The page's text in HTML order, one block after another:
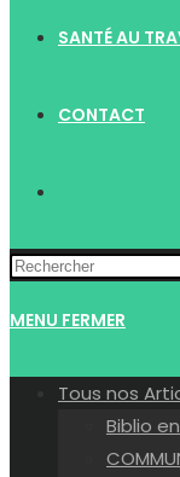
SANTÉ AU
CONTACT
WEBSITE
MENU FERMER
Tous nos
Biblio